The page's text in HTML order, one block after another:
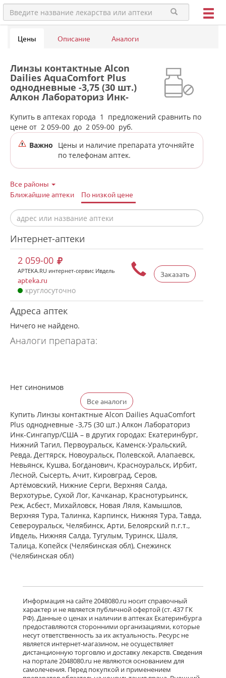
Цены Описание Аналоги
Линзы контактные Alcon
Dailies AquaComfort Plus
однодневные -3,75 (30 шт.)
Алкон Лабораториз Инк-
Сингапур/США в аптеках
города Ивделя
Купить в аптеках города 1
предложений сравнить по
цене от 2 059-00 до 2 059-00 руб.
Важно
Цены и наличие препарата уточняйте
по телефонам аптек.
Все районы
Ближайшие аптеки
По низкой цене
Интернет-аптеки
Заказать
2 059-00
APTEKA.RU интернет-сервис Ивдель
apteka.ru
круглосуточно
Адреса аптек
Ничего не найдено.
Аналоги препарата:
Нет синонимов
Все аналоги
Купить Линзы контактные Alcon Dailies AquaComfort
Plus однодневные -3,75 (30 шт.) Алкон Лабораториз
Инк-Сингапур/США – в других городах: Екатеринбург,
Нижний Тагил, Первоуральск, Каменск-Уральский,
Ревда, Дегтярск, Новоуральск, Полевской, Алапаевск,
Невьянск, Кушва, Богданович, Красноуральск, Ирбит,
Лесной, Сысерть, Ачит, Кировград, Серов,
Артёмовский, Нижние Cерги, Верхняя Салда,
Верхотурье, Сухой Лог, Качканар, Краснотурьинск,
Реж, Асбест, Михайловск, Новая Ляля, Камышлов,
Верхняя Тура, Талинка, Карпинск, Нижняя Тура, Тавда,
Североуральск, Челябинск, Арти, Белоярский п.г.т.,
Ивдель, Нижняя Салда, Тугулым, Туринск, Шаля,
Талица, Копейск (Челябинская обл), Снежинск
(Челябинская обл)
Информация на сайте 2048080.ru носит справочный
характер и не является публичной офертой (ст. 437 ГК
РФ). Данные о ценах и наличии в аптеках Екатеринбурга
предоставляются сторонними организациями, которые
несут ответственность за их актуальность. Ресурс не
является интернет-магазином, не осуществляет
дистанционную торговлю и доставку лекарств. Сведения
на портале 2048080.ru не являются основанием для
самолечения. Перед покупкой и применением